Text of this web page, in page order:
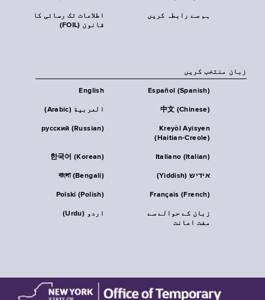
اطلاعات تک رسائی کا
قانون (FOIL)
ہم سے رابطہ کریں
زبان منتخب کریں
English Español (Spanish)
العربية (Arabic) 中文 (Chinese)
русский (Russian)
Kreyòl Ayisyen
(Haitian-Creole)
한국어 (Korean) Italiano (Italian)
বাংলা (Bengali) אידיש (Yiddish)
Polski (Polish) Français (French)
اردو (Urdu)
زبان کے حوالے سے
مفت اعانت